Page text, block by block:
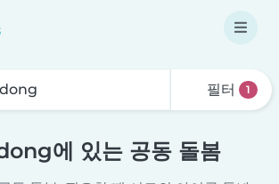
필터 1
에 있는 공동 돌봄